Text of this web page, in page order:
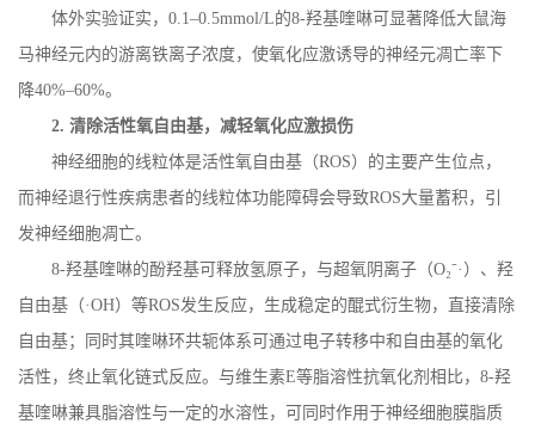
体外实验证实， 0.1 –0.5mmol/L的8-羟基喹啉可显著降低大鼠海
马神经元内的游离铁离子浓度，使氧化应激诱导的神经元凋亡率下
降40%–60%。
2.清除活性氧自由基，减轻氧化应激损伤
神经细胞的线粒体是活性氧自由基（ROS）的主要产生位点，
而神经退行性疾病患者的线粒体功能障碍会导致ROS大量蓄积，引
发神经细胞凋亡。
8-羟基喹啉的酚羟基可释放氢原子，与超氧阴离子（O₂⁻·）、羟
自由基（·OH）等ROS发生反应，生成稳定的醌式衍生物，直接清除
自由基；同时其喹啉环共轭体系可通过电子转移中和自由基的氧化
活性，终止氧化链式反应。与维生素E等脂溶性抗氧化剂相比， 8-羟
基喹啉兼具脂溶性与一定的水溶性，可同时作用于神经细胞膜脂质